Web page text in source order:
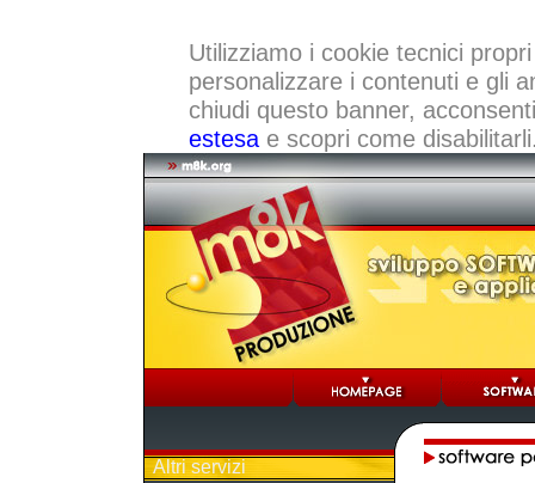
Utilizziamo i cookie tecnici
personalizzare i contenuti e gli
chiudi questo banner,
estesae scopri come
Altri servizi